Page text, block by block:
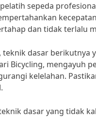
sepeda
dan tidak terlalu
teknik dasar berikutnya
Bicycling, mengayuh
kelelahan.
dasar yang tidak